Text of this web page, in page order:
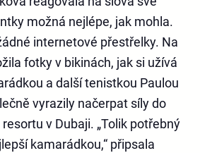
možná nejlépe, jak mohla.
internetové přestřelky. Na
fotky v bikinách, jak si užívá
a další tenistkou Paulou
vyrazily načerpat síly do
v Dubaji. „Tolik potřebný
kamarádkou,“ připsala